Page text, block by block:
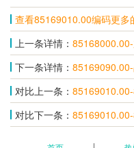
查看85169010.00编码更多
上一条详情：
下一条详情：
对比上一条：
对比下一条：